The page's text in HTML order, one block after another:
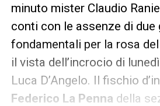
minuto mister Claudio
conti con le assenze di due
fondamentali per la rosa del
il vista dell’incrocio di
Luca D’Angelo. Il fischio
Federico La Penna della